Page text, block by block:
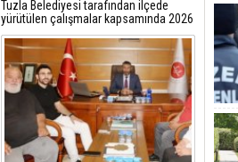
Tuzla Belediyesi tarafından ilçede
yürütülen çalışmalar kapsamında 2026
yılında 105 bin litre bitkisel atık yağ
toplandı.